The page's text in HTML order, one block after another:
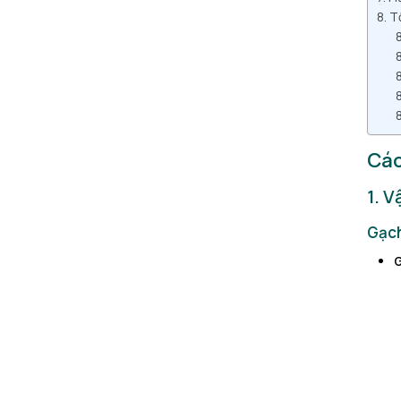
1.